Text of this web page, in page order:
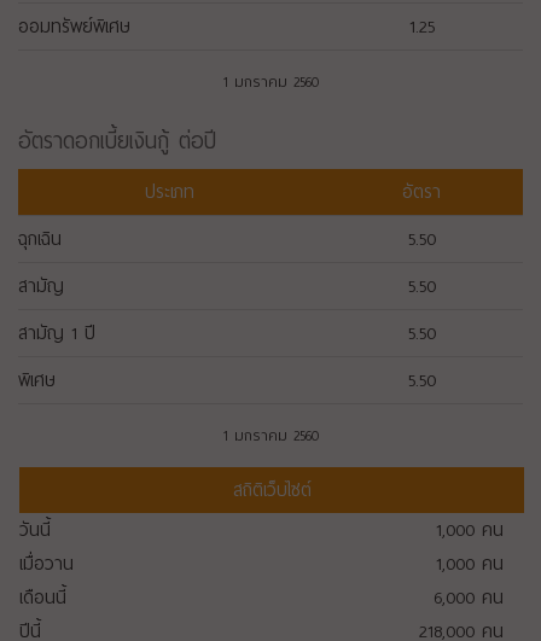
ออมทรัพย์พิเศษ
1.25
1 มกราคม 2560
อัตราดอกเบี้ยเงินกู้ ต่อปี
ประเภท
อัตรา
ฉุกเฉิน
5.50
สามัญ
5.50
สามัญ 1 ปี
5.50
พิเศษ
5.50
1 มกราคม 2560
สถิติเว็บไซต์
วันนี้
1,000 คน
เมื่อวาน
1,000 คน
เดือนนี้
6,000 คน
ปีนี้
218,000 คน